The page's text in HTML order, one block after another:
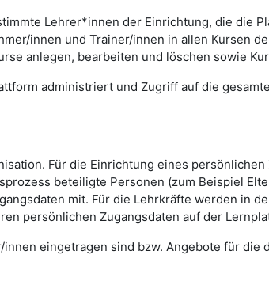
Lehrer*innen der Einrichtung, die die
innen und Trainer/innen in allen Kursen
anlegen, bearbeiten und löschen sowie
administriert und Zugriff auf die
Für die Einrichtung eines
beteiligte Personen (zum Beispiel
mit. Für die Lehrkräfte werden in
persönlichen Zugangsdaten auf der
eingetragen sind bzw. Angebote für die